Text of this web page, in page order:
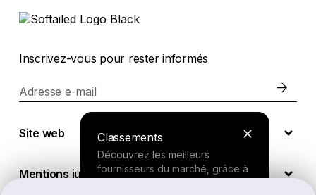
Classements
Découvrez les meilleurs
fournisseurs du marché, grâce à
Inscrivez-vous pour rester informés
Adresse e-mail
Site web
Mentions juridiques